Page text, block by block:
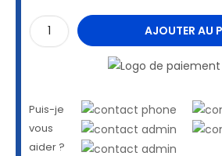
AJOUTER AU
Puis-je
vous
aider ?